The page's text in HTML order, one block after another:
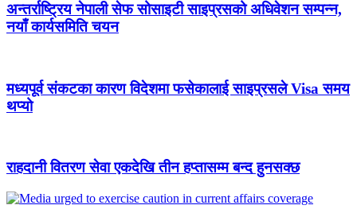
अन्तर्राष्ट्रिय नेपाली सेफ सोसाइटी साइप्रसको अधिवेशन सम्पन्न,
नयाँ कार्यसमिति चयन
मध्यपूर्व संकटका कारण विदेशमा फसेकालाई साइप्रसले Visa समय
थप्यो
राहदानी वितरण सेवा एकदेखि तीन हप्तासम्म बन्द हुनसक्छ